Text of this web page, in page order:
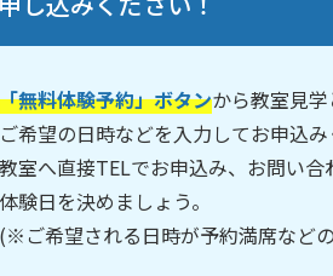
「無料体験予約」ボタンから教室見学
ご希望の日時などを入力してお申込み
教室へ直接TELでお申込み、お問い合
体験日を決めましょう。
(※ご希望される日時が予約満席など